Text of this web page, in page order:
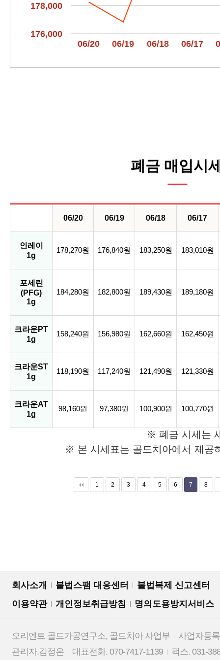
06/20 06/19 06/18 06/17
176,000
178,000
폐금 매입시
06/20 06/19 06/18 06/17
인레이
1g
178,270원 176,840원 183,250원 183,010원
포세린
(PFG)
1g
184,280원 182,800원 189,430원 189,180원
크라운PT
1g
158,240원 156,980원 162,660원 162,450원
크라운ST
1g
118,190원 117,240원 121,490원 121,330원
크라운AT
1g
98,160원 97,380원 100,900원 100,770원
※ 폐금 시세는
※ 본 시세표는 골드치아에서 제공
1 2 3 4 5 6 7 8
회사소개 불법스팸 대응센터
불법복제 신고센터
이용약관
개인정보취급방침 명의도용방지서비스
오리엔트 골드가공연구소, 골드치아 사업부
사업자등
관리자.김정은
대표전화. 070-7417-1139 팩스. 031-